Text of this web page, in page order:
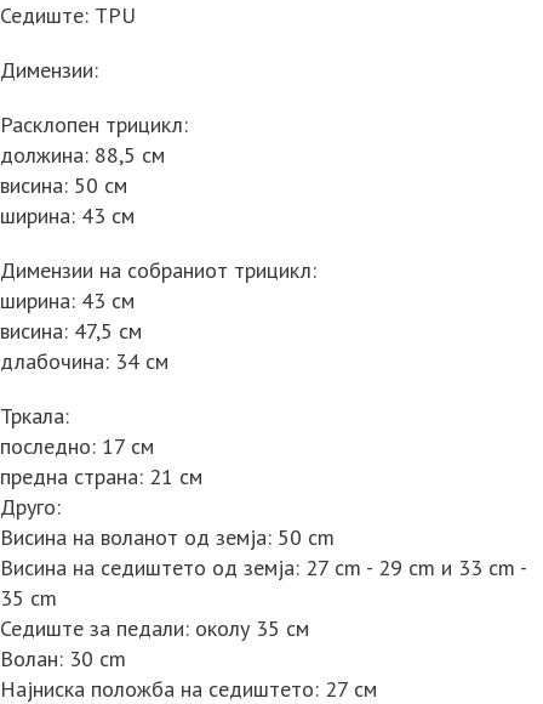
Седиште: TPU
Димензии:
Расклопен трицикл:
должина: 88,5 см
висина: 50 см
ширина: 43 см
Димензии на собраниот трицикл:
ширина: 43 см
висина: 47,5 см
длабочина: 34 см
Тркала:
последно: 17 см
предна страна: 21 см
Друго:
Висина на воланот од земја: 50 cm
Висина на седиштето од земја: 27 cm - 29 cm и 33 cm -
35 cm
Седиште за педали: околу 35 см
Волан: 30 cm
Најниска положба на седиштето: 27 см